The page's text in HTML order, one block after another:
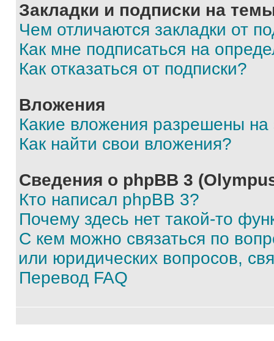
Закладки и подписки на
Чем отличаются закладки от
Как мне подписаться на
Как отказаться от подписки?
Вложения
Какие вложения разрешены
Как найти свои вложения?
Сведения о phpBB 3
Кто написал phpBB 3?
Почему здесь нет такой-то
С кем можно связаться по
или юридических вопросов,
Перевод FAQ